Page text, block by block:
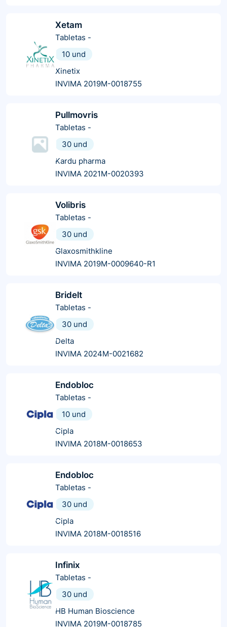
Xetam
Tabletas -
10 und
Xinetix
INVIMA 2019M-0018755
Pullmovris
Tabletas -
30 und
Kardu pharma
INVIMA 2021M-0020393
Volibris
Tabletas -
30 und
Glaxosmithkline
INVIMA 2019M-0009640-R1
Bridelt
Tabletas -
30 und
Delta
INVIMA 2024M-0021682
Endobloc
Tabletas -
10 und
Cipla
INVIMA 2018M-0018653
Endobloc
Tabletas -
30 und
Cipla
INVIMA 2018M-0018516
Infinix
Tabletas -
30 und
HB Human Bioscience
INVIMA 2019M-0018785